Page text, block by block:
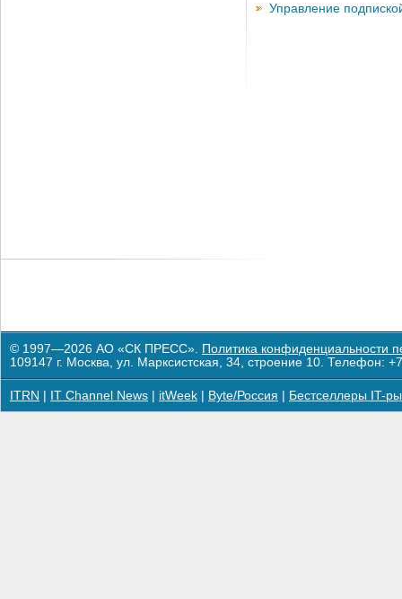
Управление
© 1997—2026 АО «СК ПРЕСС». Политика конфиденциальности
109147 г. Москва, ул. Марксистская, 34, строение 10. Телефон:
ITRN IT Channel News itWeek Byte/Россия Бестселлеры IT-